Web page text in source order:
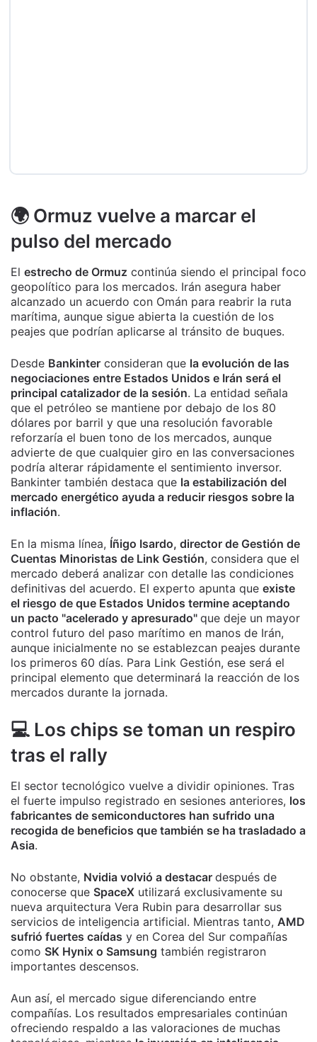
🌍 Ormuz vuelve a marcar el
pulso del mercado
El estrecho de Ormuz continúa siendo el principal foco
geopolítico para los mercados. Irán asegura haber
alcanzado un acuerdo con Omán para reabrir la ruta
marítima, aunque sigue abierta la cuestión de los
peajes que podrían aplicarse al tránsito de buques.
Desde Bankinter consideran que la evolución de las
negociaciones entre Estados Unidos e Irán será el
principal catalizador de la sesión. La entidad señala
que el petróleo se mantiene por debajo de los 80
dólares por barril y que una resolución favorable
reforzaría el buen tono de los mercados, aunque
advierte de que cualquier giro en las conversaciones
podría alterar rápidamente el sentimiento inversor.
Bankinter también destaca que la estabilización del
mercado energético ayuda a reducir riesgos sobre la
inflación.
En la misma línea, Íñigo Isardo, director de Gestión de
Cuentas Minoristas de Link Gestión, considera que el
mercado deberá analizar con detalle las condiciones
definitivas del acuerdo. El experto apunta que existe
el riesgo de que Estados Unidos termine aceptando
un pacto "acelerado y apresurado" que deje un mayor
control futuro del paso marítimo en manos de Irán,
aunque inicialmente no se establezcan peajes durante
los primeros 60 días. Para Link Gestión, ese será el
principal elemento que determinará la reacción de los
mercados durante la jornada.
💻 Los chips se toman un respiro
tras el rally
El sector tecnológico vuelve a dividir opiniones. Tras
el fuerte impulso registrado en sesiones anteriores, los
fabricantes de semiconductores han sufrido una
recogida de beneficios que también se ha trasladado a
Asia.
No obstante, Nvidia volvió a destacar después de
conocerse que SpaceX utilizará exclusivamente su
nueva arquitectura Vera Rubin para desarrollar sus
servicios de inteligencia artificial. Mientras tanto, AMD
sufrió fuertes caídas y en Corea del Sur compañías
como SK Hynix o Samsung también registraron
importantes descensos.
Aun así, el mercado sigue diferenciando entre
compañías. Los resultados empresariales continúan
ofreciendo respaldo a las valoraciones de muchas